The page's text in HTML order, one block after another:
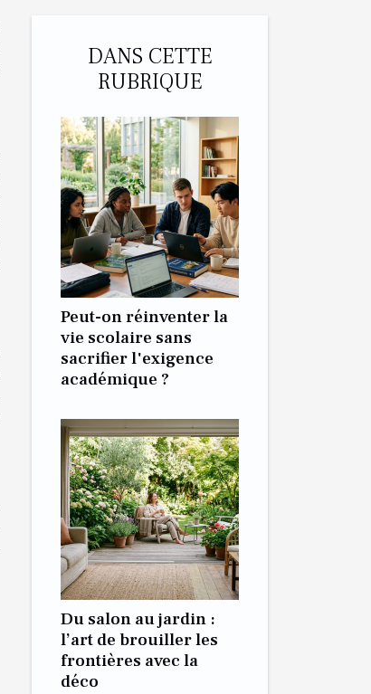
DANS CETTE
RUBRIQUE
Peut-on réinventer la
vie scolaire sans
sacrifier l'exigence
académique ?
Du salon au jardin :
l’art de brouiller les
frontières avec la
déco